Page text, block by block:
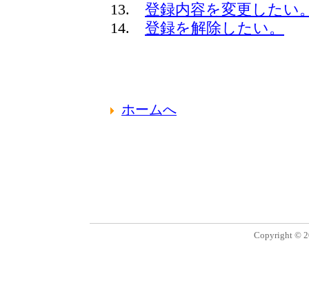
13. 登録内容を変更したい
14. 登録を解除したい。
ホームへ
Copyright ©